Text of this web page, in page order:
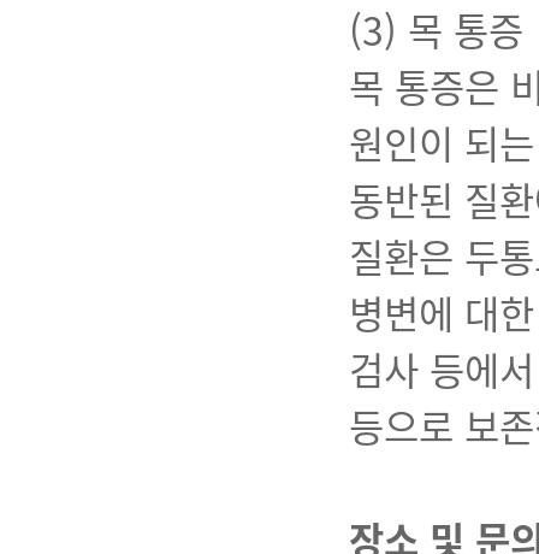
(3) 목 통증
목 통증은
원인이 되
동반된 질
질환은 두
병변에 대
검사 등에
등으로 보
장소 및 문